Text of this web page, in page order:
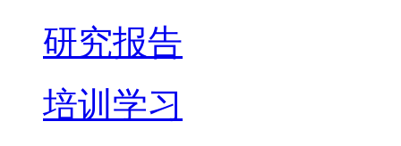
研究报告
培训学习